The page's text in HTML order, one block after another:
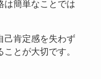
は簡単なことでは
己肯定感を失わず
とが大切です。